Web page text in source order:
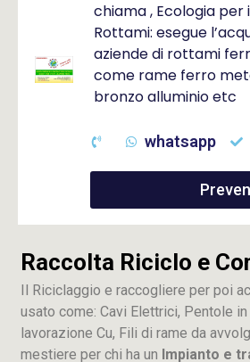
chiama , Ecologia per
Rottami: esegue
aziende di rottami
come rame ferro
bronzo alluminio etc
whatsapp
Raccolta Riciclo e
Il Riciclaggio e raccogliere per poi
usato come: Cavi Elettrici, Pentole in
lavorazione Cu, Fili di rame da
mestiere per chi ha un Impianto e